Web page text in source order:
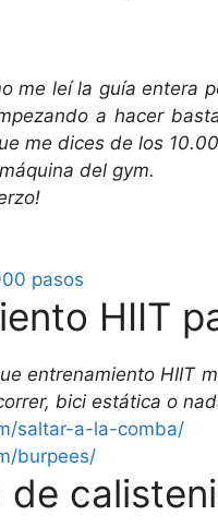
me leí la guía entera
a hacer
me dices de los
del gym.
pasos
HIIT
entrenamiento HIIT
bici estática o
saltar-a-la-comba/
burpees/
de